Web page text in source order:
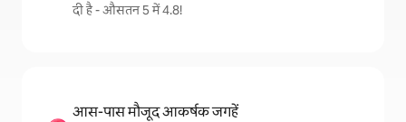
दी है - औसतन 5 में 4.8!
आस-पास मौजूद आकर्षक जगहें